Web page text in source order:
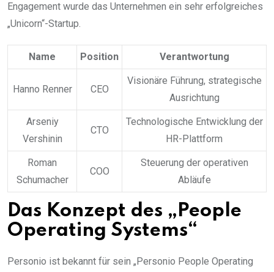
Engagement wurde das Unternehmen ein sehr erfolgreiches
„Unicorn“-Startup.
Name Position Verantwortung
Hanno Renner CEO
Visionäre Führung, strategische
Ausrichtung
Arseniy
Vershinin
CTO
Technologische Entwicklung der
HR-Plattform
Roman
Schumacher
COO
Steuerung der operativen
Abläufe
Das Konzept des „People
Operating Systems“
Personio ist bekannt für sein „Personio People Operating